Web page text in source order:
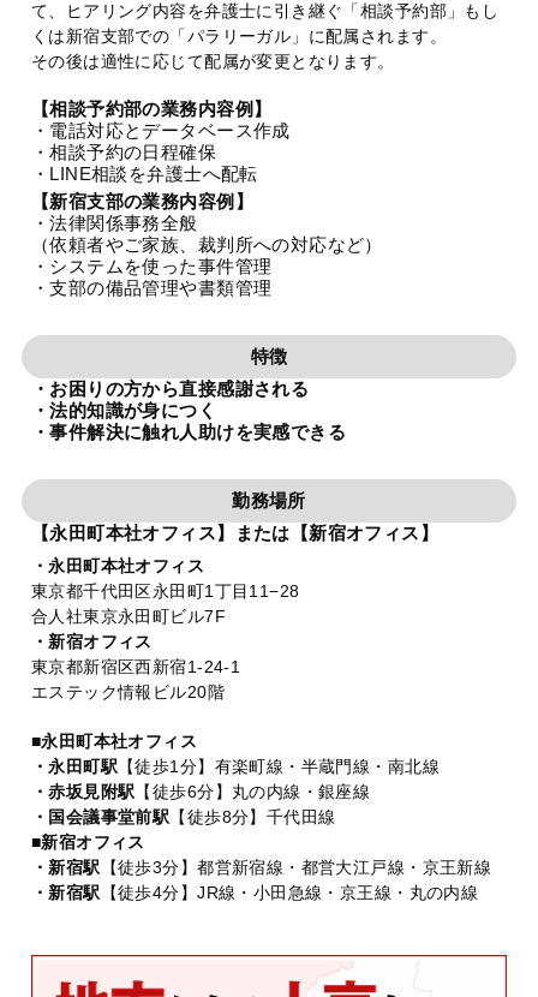
て、ヒアリング内容を弁護士に引き継ぐ「相談予約部」もし
くは新宿支部での「パラリーガル」に配属されます。
その後は適性に応じて配属が変更となります。
【相談予約部の業務内容例】
・電話対応とデータベース作成
・相談予約の日程確保
・LINE相談を弁護士へ配転
【新宿支部の業務内容例】
・法律関係事務全般
（依頼者やご家族、裁判所への対応など）
・システムを使った事件管理
・支部の備品管理や書類管理
特徴
・お困りの方から直接感謝される
・法的知識が身につく
・事件解決に触れ人助けを実感できる
勤務場所
【永田町本社オフィス】または【新宿オフィス】
・永田町本社オフィス
東京都千代田区永田町1丁目11−28
合人社東京永田町ビル7F
・新宿オフィス
東京都新宿区西新宿1-24-1
エステック情報ビル20階
■永田町本社オフィス
・永田町駅 【徒歩1分】有楽町線・半蔵門線・南北線
・赤坂見附駅 【徒歩6分】丸の内線・銀座線
・国会議事堂前駅 【徒歩8分】千代田線
■新宿オフィス
・新宿駅 【徒歩3分】都営新宿線・都営大江戸線・京王新線
・新宿駅 【徒歩4分】JR線・小田急線・京王線・丸の内線
特設サイト
法人グループ
プライバシーポリシー 利用規約 内部通報
TikTok受賞 定義集